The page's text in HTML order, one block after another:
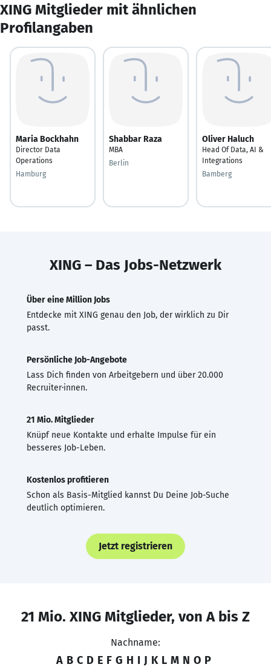
XING Mitglieder mit ähnlichen
Profilangaben
Maria Bockhahn
Director Data
Operations
Hamburg
Shabbar Raza
MBA
Berlin
Oliver Haluch
Head Of Data, AI &
Integrations
Bamberg
XING – Das Jobs-Netzwerk
Über eine Million Jobs
Entdecke mit XING genau den Job, der wirklich zu Dir
passt.
Persönliche Job-Angebote
Lass Dich finden von Arbeitgebern und über 20.000
Recruiter·innen.
21 Mio. Mitglieder
Knüpf neue Kontakte und erhalte Impulse für ein
besseres Job-Leben.
Kostenlos profitieren
Schon als Basis-Mitglied kannst Du Deine Job-Suche
deutlich optimieren.
Jetzt registrieren
21 Mio. XING Mitglieder, von A bis Z
Nachname:
A B C D E F G H I J K L M N O P